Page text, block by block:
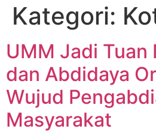
Kategori:
UMM Jadi Tuan
dan Abdidaya
Wujud
Masyarakat